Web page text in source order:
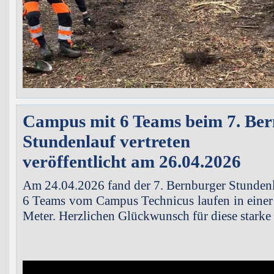
Campus mit 6 Teams beim 7.
Stundenlauf vertreten
veröffentlicht am 26.04.2026
Am 24.04.2026 fand der 7. Bernburger
6 Teams vom Campus Technicus laufen in
Meter. Herzlichen Glückwunsch für diese